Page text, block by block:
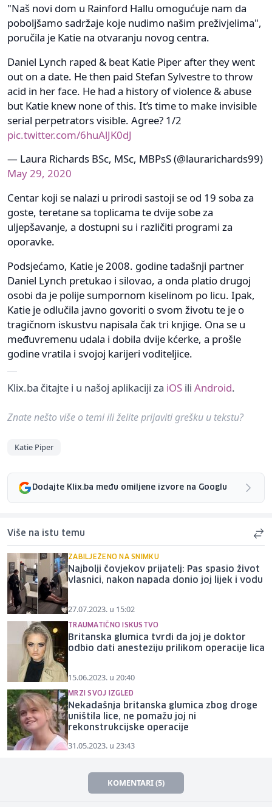
"Naš novi dom u Rainford Hallu omogućuje nam da
poboljšamo sadržaje koje nudimo našim preživjelima",
poručila je Katie na otvaranju novog centra.
Daniel Lynch raped & beat Katie Piper after they went
out on a date. He then paid Stefan Sylvestre to throw
acid in her face. He had a history of violence & abuse
but Katie knew none of this. It’s time to make invisible
serial perpetrators visible. Agree? 1/2
pic.twitter.com/6huAlJK0dJ
— Laura Richards BSc, MSc, MBPsS (@laurarichards99)
May 29, 2020
Centar koji se nalazi u prirodi sastoji se od 19 soba za
goste, teretane sa toplicama te dvije sobe za
uljepšavanje, a dostupni su i različiti programi za
oporavke.
Podsjećamo, Katie je 2008. godine tadašnji partner
Daniel Lynch pretukao i silovao, a onda platio drugoj
osobi da je polije sumpornom kiselinom po licu. Ipak,
Katie je odlučila javno govoriti o svom životu te je o
tragičnom iskustvu napisala čak tri knjige. Ona se u
međuvremenu udala i dobila dvije kćerke, a prošle
godine vratila i svojoj karijeri voditeljice.
Klix.ba čitajte i u našoj aplikaciji za iOS ili Android.
Znate nešto više o temi ili želite prijaviti grešku u tekstu?
Katie Piper
Dodajte Klix.ba među omiljene izvore na Googlu
Više na istu temu
ZABILJEŽENO NA SNIMKU
Najbolji čovjekov prijatelj: Pas spasio život
vlasnici, nakon napada donio joj lijek i vodu
27.07.2023. u 15:02
TRAUMATIČNO ISKUSTVO
Britanska glumica tvrdi da joj je doktor
odbio dati anesteziju prilikom operacije lica
15.06.2023. u 20:40
MRZI SVOJ IZGLED
Nekadašnja britanska glumica zbog droge
uništila lice, ne pomažu joj ni
rekonstrukcijske operacije
31.05.2023. u 23:43
KOMENTARI (5)